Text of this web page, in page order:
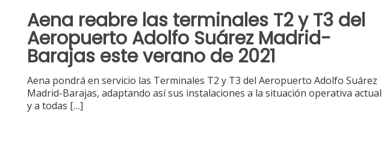
Aena reabre las terminales T2 y T3 del
Aeropuerto Adolfo Suárez Madrid-
Barajas este verano de 2021
Aena pondrá en servicio las Terminales T2 y T3 del Aeropuerto Adolfo Suárez
Madrid-Barajas, adaptando así sus instalaciones a la situación operativa actual
y a todas […]